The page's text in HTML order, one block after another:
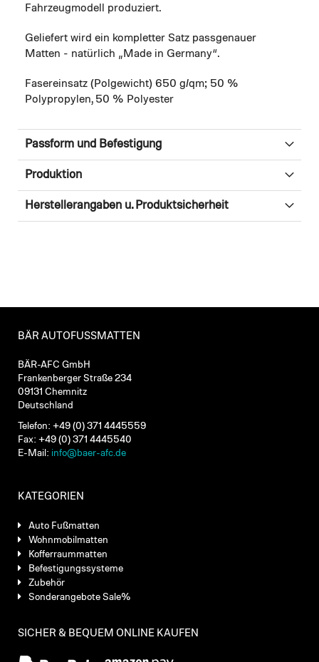
Fahrzeugmodell produziert.
Geliefert wird ein kompletter Satz passgenauer
Matten - natürlich „Made in Germany“.
Fasereinsatz (Polgewicht) 650 g/qm; 50 %
Polypropylen, 50 % Polyester
Passform und Befestigung
Produktion
Herstellerangaben u. Produktsicherheit
BÄR AUTOFUSSMATTEN
BÄR-AFC GmbH
Frankenberger Straße 234
09131 Chemnitz
Deutschland
Telefon: +49 (0) 371 4445559
Fax: +49 (0) 371 4445540
E-Mail: info@baer-afc.de
KATEGORIEN
Auto Fußmatten
Wohnmobilmatten
Kofferraummatten
Befestigungssysteme
Zubehör
Sonderangebote Sale%
SICHER & BEQUEM ONLINE KAUFEN